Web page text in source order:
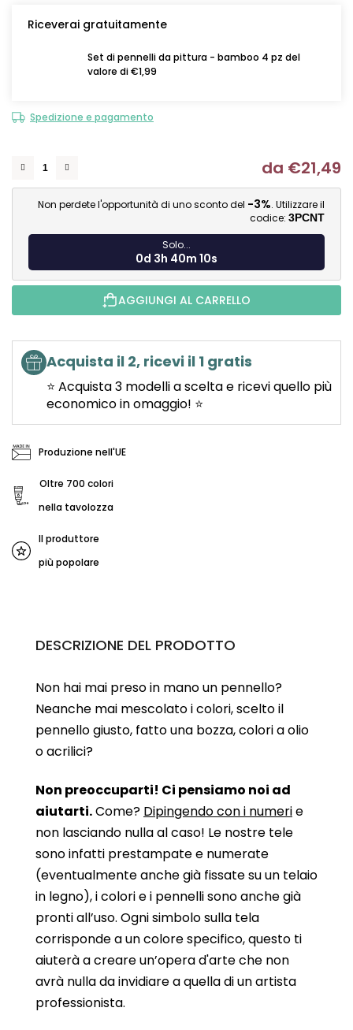
Riceverai gratuitamente
Set di pennelli da pittura - bamboo 4 pz del
valore di €1,99
Spedizione e pagamento
da €21,49
Non perdete l'opportunità di uno sconto del -3%. Utilizzare il
codice: 3PCNT
Solo...
0d 3h 40m 9s
AGGIUNGI AL CARRELLO
Acquista il 2, ricevi il 1 gratis
⭐ Acquista 3 modelli a scelta e ricevi quello più
economico in omaggio! ⭐
Produzione nell'UE
Oltre 700 colori
nella tavolozza
Il produttore
più popolare
DESCRIZIONE DEL PRODOTTO
Non hai mai preso in mano un pennello?
Neanche mai mescolato i colori, scelto il
pennello giusto, fatto una bozza, colori a olio
o acrilici?
Non preoccuparti! Ci pensiamo noi ad
aiutarti.Come? Dipingendo con i numerie
non lasciando nulla al caso! Le nostre tele
sono infatti prestampate e numerate
(eventualmente anche già fissate su un telaio
in legno), i colori e i pennelli sono anche già
pronti all’uso. Ogni simbolo sulla tela
corrisponde a un colore specifico, questo ti
aiuterà a creare un’opera d'arte che non
avrà nulla da invidiare a quella di un artista
professionista.